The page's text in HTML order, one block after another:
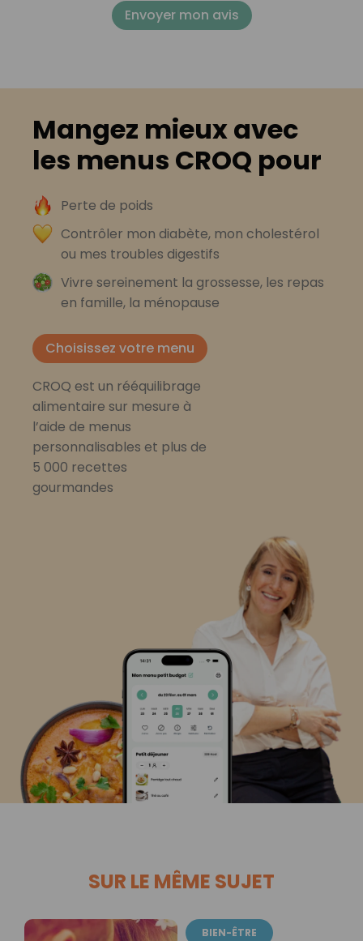
Envoyer mon avis
Mangez mieux avec
les menus CROQ pour
Perte de poids
Contrôler mon diabète, mon cholestérol
ou mes troubles digestifs
Vivre sereinement la grossesse, les repas
en famille, la ménopause
Choisissez votre menu
CROQ est un rééquilibrage
alimentaire sur mesure à
l’aide de menus
personnalisables et plus de
5 000 recettes
gourmandes
SUR LE MÊME SUJET
BIEN-ÊTRE